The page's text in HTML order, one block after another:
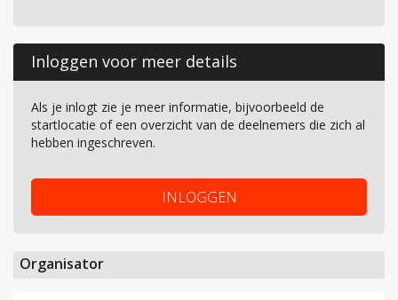
Inloggen voor meer details
Als je inlogt zie je meer informatie, bijvoorbeeld de
startlocatie of een overzicht van de deelnemers die zich al
hebben ingeschreven.
INLOGGEN
Organisator